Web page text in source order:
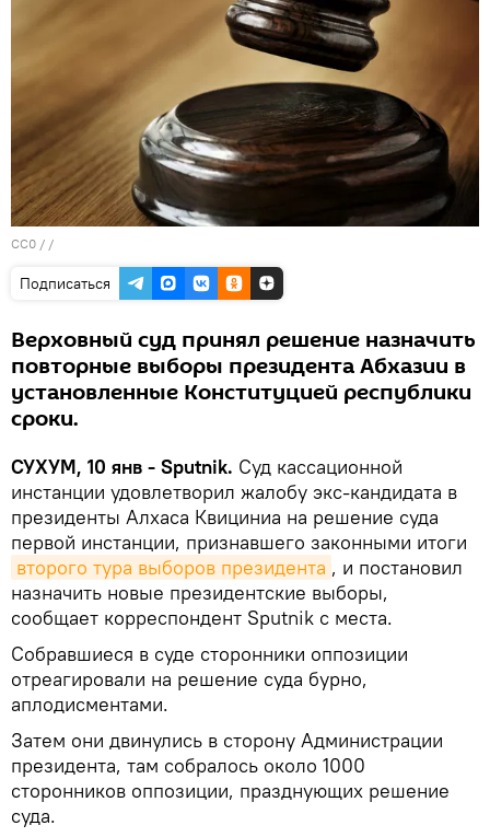
CC0 / /
Подписаться
Верховный суд принял решение назначить
повторные выборы президента Абхазии в
установленные Конституцией республики
сроки.
СУХУМ, 10 янв - Sputnik. Суд кассационной
инстанции удовлетворил жалобу экс-кандидата в
президенты Алхаса Квициниа на решение суда
первой инстанции, признавшего законными итоги
второго тура выборов президента , и постановил
назначить новые президентские выборы,
сообщает корреспондент Sputnik с места.
Собравшиеся в суде сторонники оппозиции
отреагировали на решение суда бурно,
аплодисментами.
Затем они двинулись в сторону Администрации
президента, там собралось около 1000
сторонников оппозиции, празднующих решение
суда.